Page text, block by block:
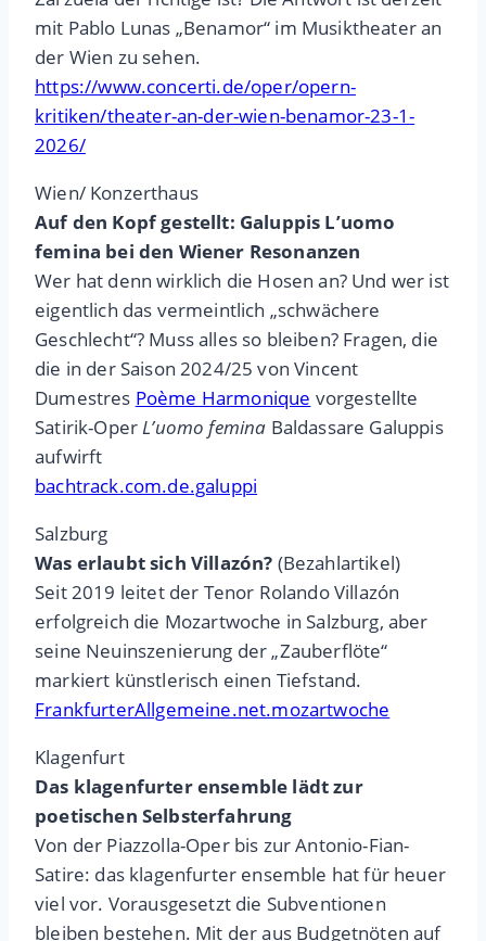
mit Pablo Lunas „Benamor“ im Musiktheater an
der Wien zu sehen.
https://www.concerti.de/oper/opern-
kritiken/theater-an-der-wien-benamor-23-1-
2026/
Wien/ Konzerthaus
Auf den Kopf gestellt: Galuppis L’uomo
femina bei den Wiener Resonanzen
Wer hat denn wirklich die Hosen an? Und wer ist
eigentlich das vermeintlich „schwächere
Geschlecht“? Muss alles so bleiben? Fragen, die
die in der Saison 2024/25 von Vincent
Dumestres Poème Harmonique vorgestellte
Satirik-OperL’uomo femina Baldassare Galuppis
aufwirft
bachtrack.com.de.galuppi
Salzburg
Was erlaubt sich Villazón? (Bezahlartikel)
Seit 2019 leitet der Tenor Rolando Villazón
erfolgreich die Mozartwoche in Salzburg, aber
seine Neuinszenierung der „Zauberflöte“
markiert künstlerisch einen Tiefstand.
FrankfurterAllgemeine.net.mozartwoche
Klagenfurt
Das klagenfurter ensemble lädt zur
poetischen Selbsterfahrung
Von der Piazzolla-Oper bis zur Antonio-Fian-
Satire: das klagenfurter ensemble hat für heuer
viel vor. Vorausgesetzt die Subventionen
bleiben bestehen. Mit der aus Budgetnöten auf